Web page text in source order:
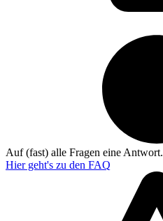
Auf (fast) alle Fragen eine Antwort.
Hier geht's zu den FAQ